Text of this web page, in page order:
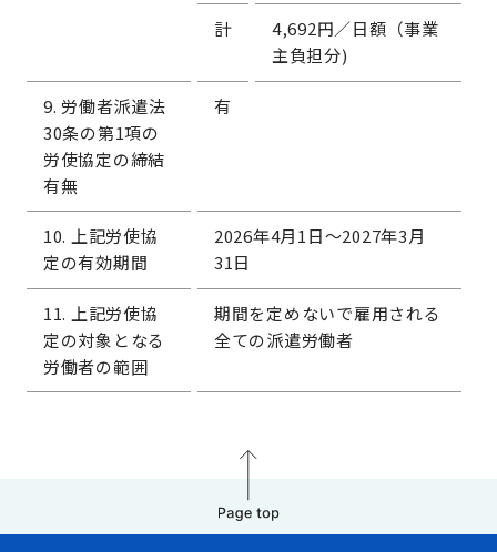
計
4,692円／日額（事業
主負担分)
9. 労働者派遣法
30条の第1項の
労使協定の締結
有無
有
10. 上記労使協
定の有効期間
2026年4月1日～2027年3月
31日
11. 上記労使協
定の対象となる
労働者の範囲
期間を定めないで雇用される
全ての派遣労働者